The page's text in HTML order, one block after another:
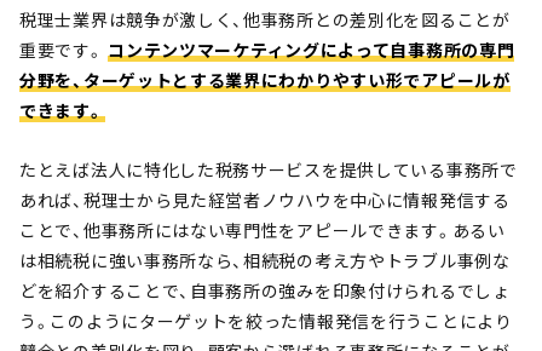
税理士業界は競争が激しく、他事務所との差別化を図ることが
重要です。コンテンツマーケティングによって自事務所の専門
分野を、ターゲットとする業界にわかりやすい形でアピールが
できます。
たとえば法人に特化した税務サービスを提供している事務所で
あれば、税理士から見た経営者ノウハウを中心に情報発信する
ことで、他事務所にはない専門性をアピールできます。あるい
は相続税に強い事務所なら、相続税の考え方やトラブル事例な
どを紹介することで、自事務所の強みを印象付けられるでしょ
う。このようにターゲットを絞った情報発信を行うことにより